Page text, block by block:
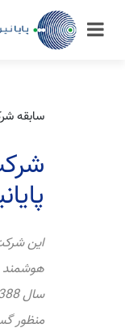
این
هوشمند
منظور